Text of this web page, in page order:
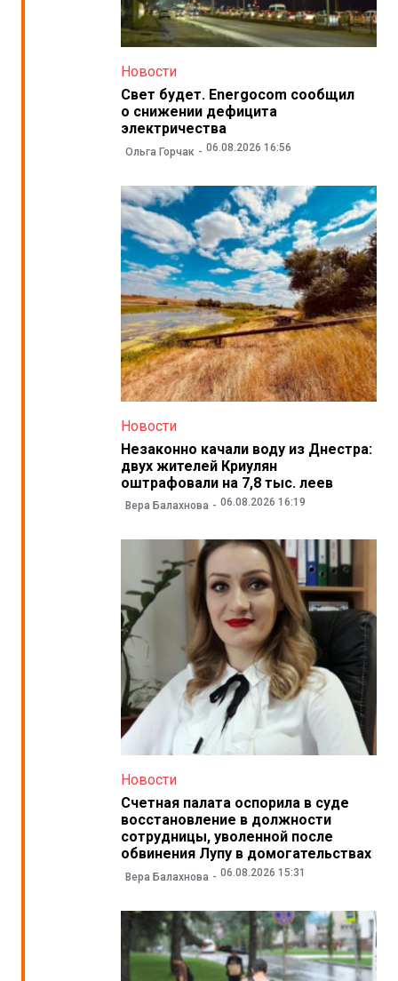
Новости
Свет будет. Energocom сообщил
о снижении дефицита
электричества
Ольга Горчак 06.08.2026 16:56
Новости
Незаконно качали воду из Днестра:
двух жителей Криулян
оштрафовали на 7,8 тыс. леев
Вера Балахнова 06.08.2026 16:19
Новости
Счетная палата оспорила в суде
восстановление в должности
сотрудницы, уволенной после
обвинения Лупу в домогательствах
Вера Балахнова 06.08.2026 15:31